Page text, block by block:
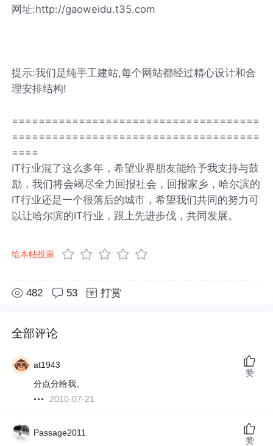
网址:http://gaoweidu.t35.com
提示:我们是纯手工建站,每个网站都经过精心设计和合
理安排结构!
=====================================
=====================================
====
IT行业混了这么多年，希望业界朋友能给予我支持与鼓
励，我们将会竭尽全力回报社会，回报家乡，哈尔滨的
IT行业还是一个很落后的城市，希望我们共同的努力可
以让哈尔滨的IT行业，跟上先进步伐，共同发展。
给本帖投票
482 53 打赏
全部评论
at1943
分点分给我。
2010-07-21
赞
Passage2011
赞